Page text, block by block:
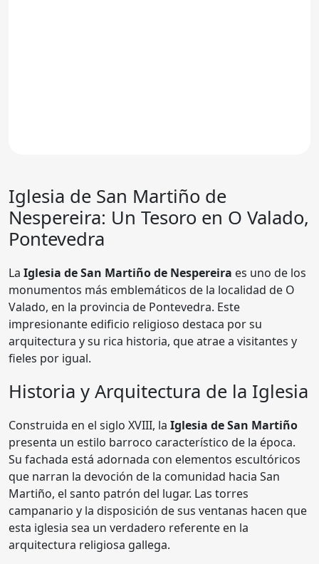
Iglesia de San Martiño de
Nespereira: Un Tesoro en O Valado,
Pontevedra
La Iglesia de San Martiño de Nespereira es uno de los
monumentos más emblemáticos de la localidad de O
Valado, en la provincia de Pontevedra. Este
impresionante edificio religioso destaca por su
arquitectura y su rica historia, que atrae a visitantes y
fieles por igual.
Historia y Arquitectura de la Iglesia
Construida en el siglo XVIII, la Iglesia de San Martiño
presenta un estilo barroco característico de la época.
Su fachada está adornada con elementos escultóricos
que narran la devoción de la comunidad hacia San
Martiño, el santo patrón del lugar. Las torres
campanario y la disposición de sus ventanas hacen que
esta iglesia sea un verdadero referente en la
arquitectura religiosa gallega.